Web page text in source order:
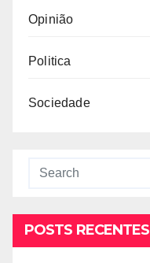
Opinião
Politica
Sociedade
POSTS RECENTES